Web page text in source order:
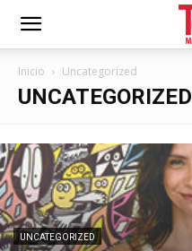
Inicio Uncategorized
UNCATEGORIZED
UNCATEGORIZED